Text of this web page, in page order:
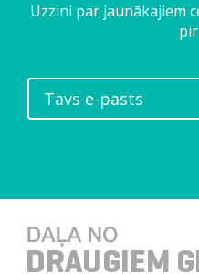
Uzzini par jaunākajiem